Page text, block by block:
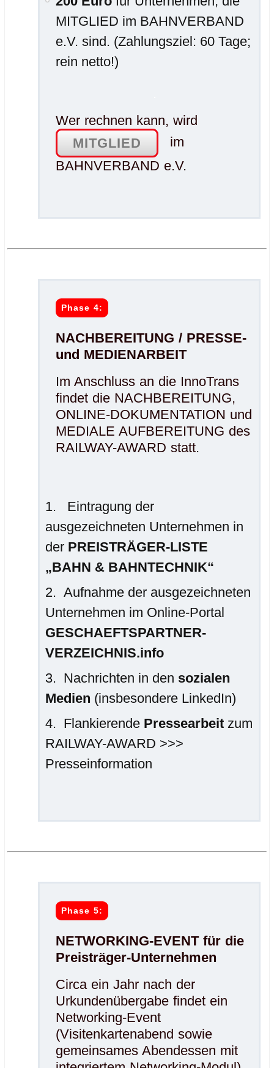
MITGLIED im BAHNVERBAND
e.V. sind. (Zahlungsziel: 60 Tage;
rein netto!)
Wer rechnen kann, wird
MITGLIED
im
BAHNVERBAND e.V.
Phase 4:
NACHBEREITUNG / PRESSE-
und MEDIENARBEIT
Im Anschluss an die InnoTrans
findet die NACHBEREITUNG,
ONLINE-DOKUMENTATION und
MEDIALE AUFBEREITUNG des
RAILWAY-AWARD statt.
Eintragung der
ausgezeichneten Unternehmen in
der PREISTRÄGER-LISTE
„BAHN & BAHNTECHNIK“
Aufnahme der ausgezeichneten
Unternehmen im Online-Portal
GESCHAEFTSPARTNER-
VERZEICHNIS.info
Nachrichten in den sozialen
Medien (insbesondere LinkedIn)
Flankierende Pressearbeit zum
RAILWAY-AWARD >>>
Presseinformation
Phase 5:
NETWORKING-EVENT für die
Preisträger-Unternehmen
Circa ein Jahr nach der
Urkundenübergabe findet ein
Networking-Event
(Visitenkartenabend sowie
gemeinsames Abendessen mit